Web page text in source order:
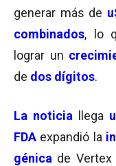
generar más de
combinados, lo
lograr un
de dos dígitos.
La noticia llega
FDA expandió la
génica de Vertex